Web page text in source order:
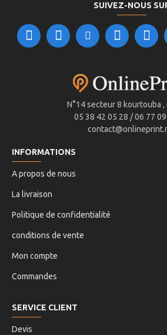
SUIVEZ-NOUS
N°14 secteur 8 kourtouba ,
05 38 42 05 28 / 06 77
INFORMATIONS
A propos de nous
La livraison
Politique de confidentialité
conditions de vente
Mon compte
Commandes
SERVICE CLIENT
Devis